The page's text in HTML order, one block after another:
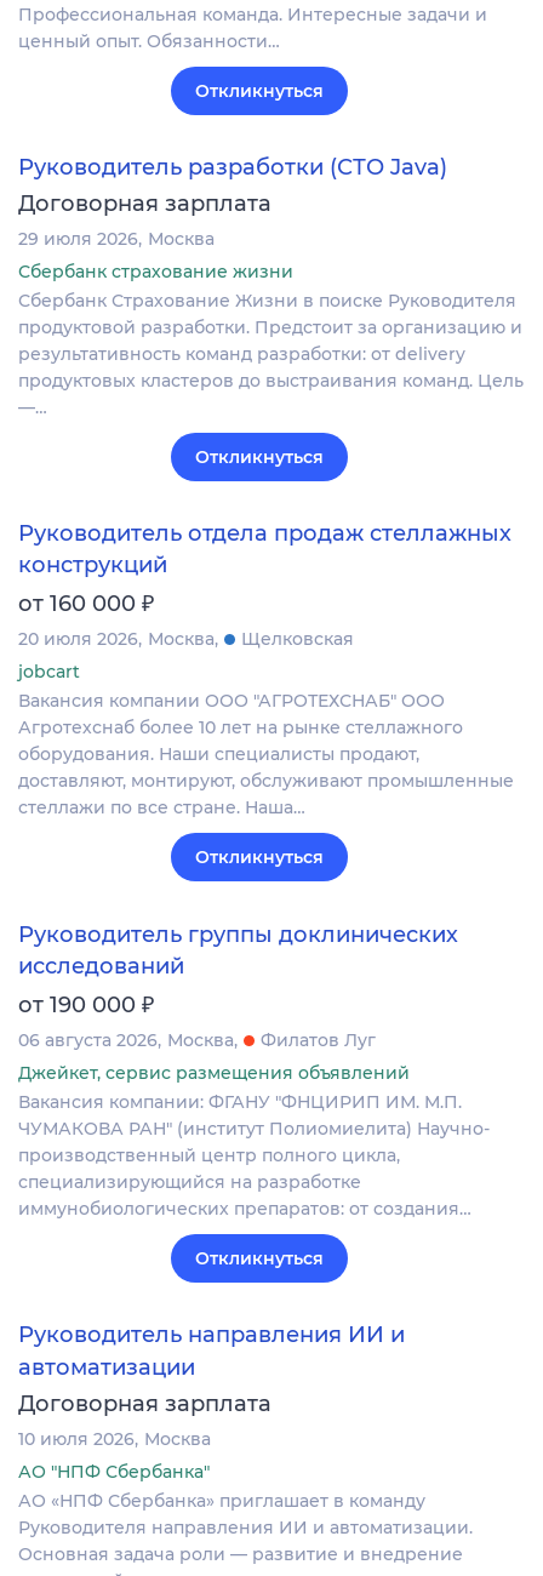
Профессиональная команда. Интересные задачи и
ценный опыт. Обязанности…
Откликнуться
Руководитель разработки (СТО Java)
Договорная зарплата
29 июля 2026 Москва
Сбербанк страхование жизни
Сбербанк Страхование Жизни в поиске Руководителя
продуктовой разработки. Предстоит за организацию и
результативность команд разработки: от delivery
продуктовых кластеров до выстраивания команд. Цель
—…
Откликнуться
Руководитель отдела продаж стеллажных
конструкций
от 160 000 ₽
20 июля 2026 Москва
Щелковская
jobcart
Вакансия компании ООО "АГРОТЕХСНАБ" ООО
Агротехснаб более 10 лет на рынке стеллажного
оборудования. Наши специалисты продают,
доставляют, монтируют, обслуживают промышленные
стеллажи по все стране. Наша…
Откликнуться
Руководитель группы доклинических
исследований
от 190 000 ₽
06 августа 2026 Москва
Филатов Луг
Джейкет, сервис размещения объявлений
Вакансия компании: ФГАНУ "ФНЦИРИП ИМ. М.П.
ЧУМАКОВА РАН" (институт Полиомиелита) Научно-
производственный центр полного цикла,
специализирующийся на разработке
иммунобиологических препаратов: от создания…
Откликнуться
Руководитель направления ИИ и
автоматизации
Договорная зарплата
10 июля 2026 Москва
АО "НПФ Сбербанка"
АО «НПФ Сбербанка» приглашает в команду
Руководителя направления ИИ и автоматизации.
Основная задача роли — развитие и внедрение